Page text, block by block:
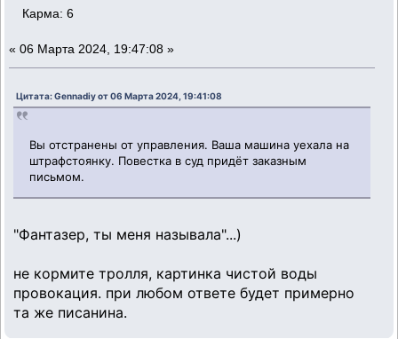
Карма: 6
« 06 Марта 2024, 19:47:08 »
Цитата: Gennadiy от 06 Марта 2024, 19:41:08
Вы отстранены от управления. Ваша машина уехала на
штрафстоянку. Повестка в суд придёт заказным
письмом.
"Фантазер, ты меня называла"...)
не кормите тролля, картинка чистой воды
провокация. при любом ответе будет примерно
та же писанина.